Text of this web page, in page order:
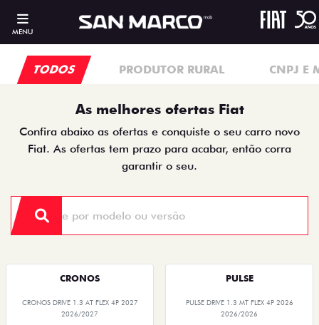
MENU
TODOS PRODUTOR RURAL CNPJ E
As melhores ofertas Fiat
Confira abaixo as ofertas e conquiste o seu carro novo
Fiat. As ofertas tem prazo para acabar, então corra
garantir o seu.
CRONOS
CRONOS DRIVE 1.3 AT FLEX 4P 2027
2026/2027
PULSE
PULSE DRIVE 1.3 MT FLEX 4P 2026
2026/2026